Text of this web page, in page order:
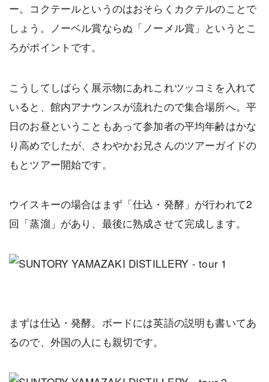
ー。コクテールというのはおそらくカクテルのことで
しょう。ノーベル賞ならぬ「ノーメル賞」というとこ
ろがポイントです。
こうしてしばらく展示物にあれこれツッコミを入れて
いると、館内アナウンスが流れたので集合場所へ。平
日のお昼ということもあって参加者の平均年齢はかな
り高めでしたが、さわやかお兄さんのツアーガイドの
もとツアー開始です。
ウイスキーの場合はまず「仕込・発酵」が行われて2
回「蒸溜」があり、最後に熟成させて完成します。
まずは仕込・発酵。ボードには英語の説明も書いてあ
るので、外国の人にも親切です。